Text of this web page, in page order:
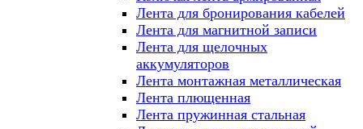
Лента для бронирования кабелей
Лента для магнитной записи
Лента для щелочных
аккумуляторов
Лента монтажная металлическая
Лента плющенная
Лента пружинная стальная